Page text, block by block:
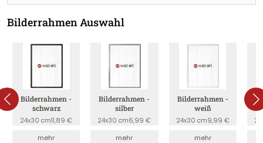
Bilderrahmen Auswahl
Bilderrahmen -
schwarz
24x30 cm11,89 €
mehr
Bilderrahmen -
silber
24x30 cm6,99 €
mehr
Bilderrahmen -
weiß
24x30 cm9,99 €
mehr